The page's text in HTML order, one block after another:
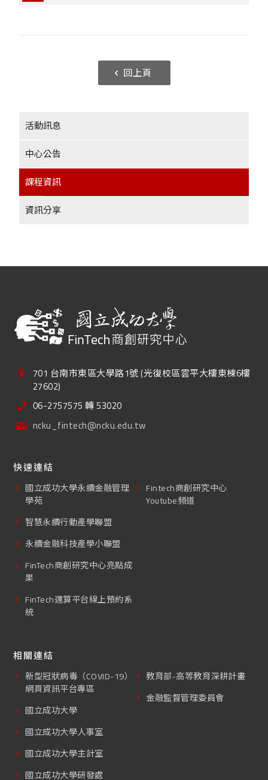
回上頁
活動訊息
中心公告
課程資訊
資訊分享
701 台南市東區大學路1號 (光復校區雲平大樓東棟6樓
27602)
06-2757575 轉 53020
ncku_fintech@ncku.edu.tw
快速連結
國立成功大學永續金融管理
學苑
智慧永續行動產學聯盟
永續金融科技產學小聯盟
FinTech商創研究中心亮點成
果
FinTech運算平台線上預約系
統
Fintech商創研究中心
Youtube頻道
相關連結
新型冠狀病毒（COVID-19）
網頁資訊平台專區
國立成功大學
國立成功大學人事室
國立成功大學主計室
國立成功大學研發處
教育部-高等教育深耕計畫
金融監督管理委員會